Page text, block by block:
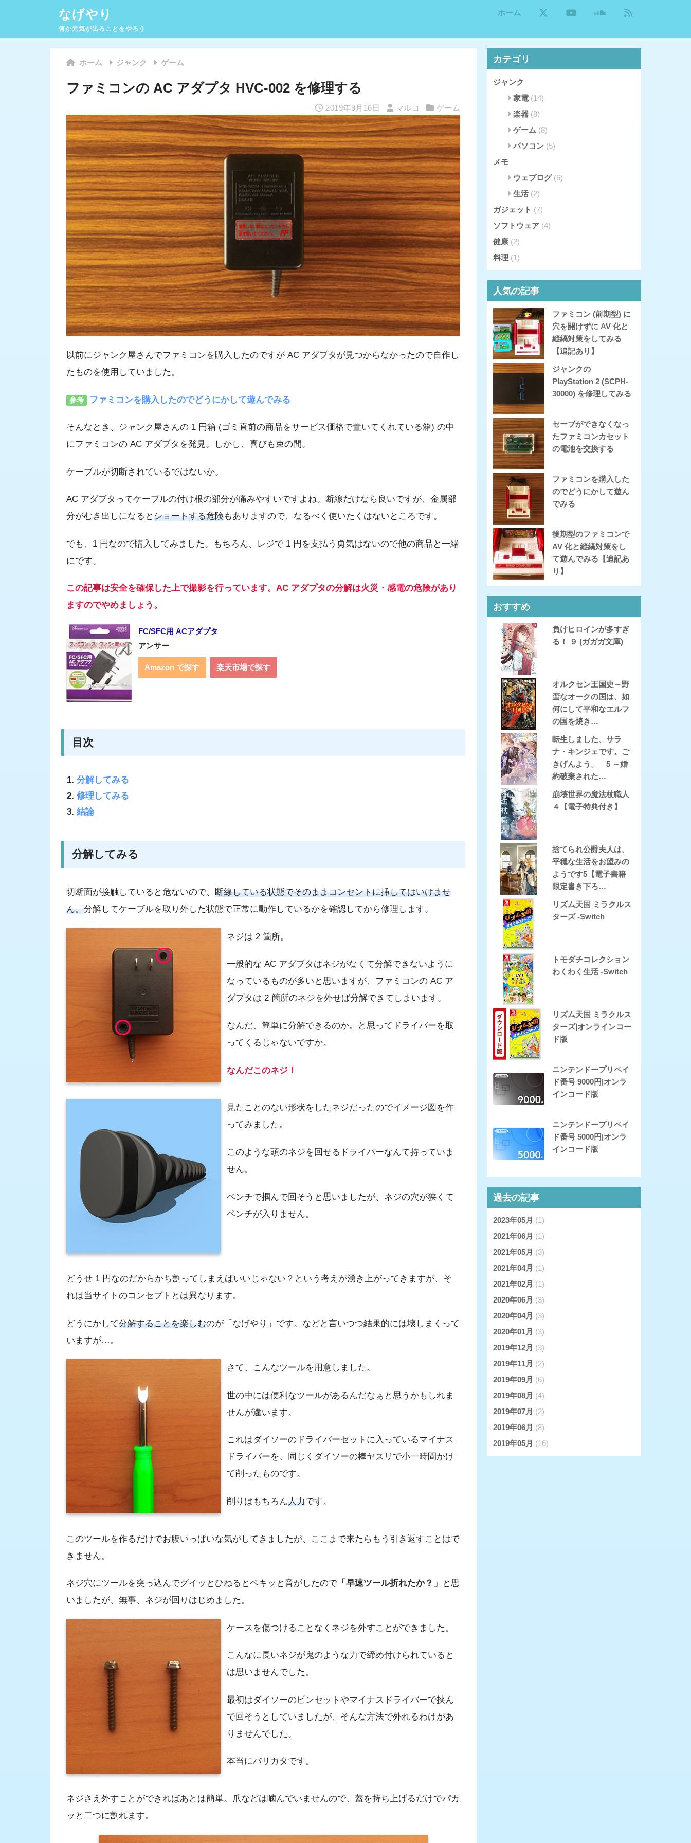
なげやり
何か元気が出ることをやろう
ホーム
ホーム ジャンク ゲーム
ファミコンの AC アダプタ HVC-002 を修理する
2019年9月16日 マルコ ゲーム
以前にジャンク屋さんでファミコンを購入したのですが AC アダプタが見つからなかったので自作し
たものを使用していました。
参考 ファミコンを購入したのでどうにかして遊んでみる
そんなとき、ジャンク屋さんの 1 円箱 (ゴミ直前の商品をサービス価格で置いてくれている箱) の中
にファミコンの AC アダプタを発見。しかし、喜びも束の間。
ケーブルが切断されているではないか。
AC アダプタってケーブルの付け根の部分が痛みやすいですよね。断線だけなら良いですが、金属部
分がむき出しになるとショートする危険もありますので、なるべく使いたくはないところです。
でも、1 円なので購入してみました。もちろん、レジで 1 円を支払う勇気はないので他の商品と一緒
にです。
この記事は安全を確保した上で撮影を行っています。AC アダプタの分解は火災・感電の危険があり
ますのでやめましょう。
FC/SFC用 ACアダプタ
アンサー
Amazon で探す 楽天市場で探す
目次
分解してみる
修理してみる
結論
分解してみる
切断面が接触していると危ないので、 断線している状態でそのままコンセントに挿してはいけませ
ん。分解してケーブルを取り外した状態で正常に動作しているかを確認してから修理します。
ネジは 2 箇所。
一般的な AC アダプタはネジがなくて分解できないように
なっているものが多いと思いますが、ファミコンの AC ア
ダプタは 2 箇所のネジを外せば分解できてしまいます。
なんだ、簡単に分解できるのか。と思ってドライバーを取
ってくるじゃないですか。
なんだこのネジ！
見たことのない形状をしたネジだったのでイメージ図を作
ってみました。
このような頭のネジを回せるドライバーなんて持っていま
せん。
ペンチで掴んで回そうと思いましたが、ネジの穴が狭くて
ペンチが入りません。
どうせ 1 円なのだからかち割ってしまえばいいじゃない？という考えが湧き上がってきますが、そ
れは当サイトのコンセプトとは異なります。
どうにかして分解することを楽しむのが「なげやり」です。などと言いつつ結果的には壊しまくって
いますが…。
さて、こんなツールを用意しました。
世の中には便利なツールがあるんだなぁと思うかもしれま
せんが違います。
これはダイソーのドライバーセットに入っているマイナス
ドライバーを、同じくダイソーの棒ヤスリで小一時間かけ
て削ったものです。
削りはもちろん人力です。
このツールを作るだけでお腹いっぱいな気がしてきましたが、ここまで来たらもう引き返すことはで
きません。
ネジ穴にツールを突っ込んでグイッとひねるとベキッと音がしたので 「早速ツール折れたか？」
と思
いましたが、無事、ネジが回りはじめました。
ケースを傷つけることなくネジを外すことができました。
こんなに長いネジが鬼のような力で締め付けられていると
は思いませんでした。
最初はダイソーのピンセットやマイナスドライバーで挟ん
で回そうとしていましたが、そんな方法で外れるわけがあ
りませんでした。
本当にバリカタです。
ネジさえ外すことができればあとは簡単。爪などは噛んでいませんので、蓋を持ち上げるだけでパカ
ッと二つに割れます。
カテゴリ
ジャンク
家電 (14)
楽器 (8)
ゲーム (8)
パソコン (5)
メモ
ウェブログ(6)
生活 (2)
ガジェット (7)
ソフトウェア(4)
健康(2)
料理 (1)
人気の記事
ファミコン (前期型) に
穴を開けずに AV 化と
縦縞対策をしてみる
【追記あり】
ジャンクの
PlayStation 2 (SCPH-
30000) を修理してみる
セーブができなくなっ
たファミコンカセット
の電池を交換する
ファミコンを購入した
のでどうにかして遊ん
でみる
後期型のファミコンで
AV 化と縦縞対策をし
て遊んでみる【追記あ
り】
おすすめ
負けヒロインが多すぎ
る！ ９ (ガガガ文庫)
オルクセン王国史～野
蛮なオークの国は、如
何にして平和なエルフ
の国を焼き…
転生しました、サラ
ナ・キンジェです。ご
きげんよう。 5 ～婚
約破棄された…
崩壊世界の魔法杖職人
４【電子特典付き】
捨てられ公爵夫人は、
平穏な生活をお望みの
ようです5【電子書籍
限定書き下ろ…
リズム天国 ミラクルス
ターズ -Switch
トモダチコレクション
わくわく生活 -Switch
リズム天国 ミラクルス
ターズ|オンラインコー
ド版
ニンテンドープリペイ
ド番号 9000円|オンラ
インコード版
ニンテンドープリペイ
ド番号 5000円|オンラ
インコード版
過去の記事
2023年05月 (1)
2021年06月 (1)
2021年05月 (3)
2021年04月 (1)
2021年02月 (1)
2020年06月 (3)
2020年04月 (3)
2020年01月 (3)
2019年12月 (3)
2019年11月 (2)
2019年09月 (6)
2019年08月 (4)
2019年07月 (2)
2019年06月 (8)
2019年05月 (16)